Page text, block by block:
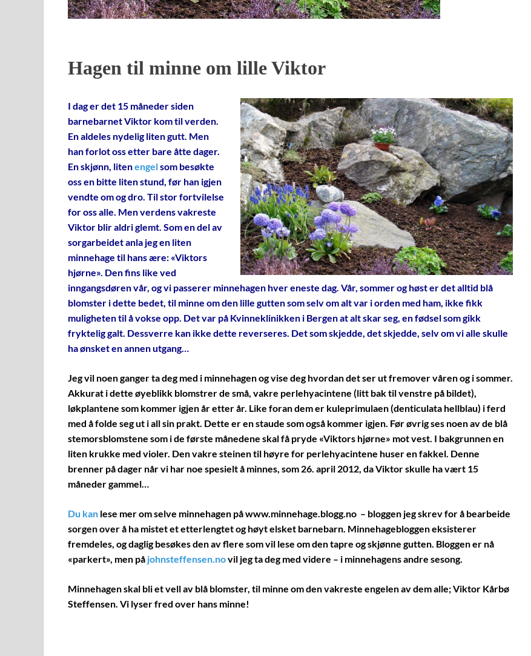
Hagen til minne om lille Viktor
I dag er det 15 måneder siden
barnebarnet Viktor kom til verden.
En aldeles nydelig liten gutt. Men
han forlot oss etter bare åtte dager.
En skjønn, litenengelsom besøkte
oss en bitte liten stund, før han igjen
vendte om og dro. Til stor fortvilelse
for oss alle. Men verdens vakreste
Viktor blir aldri glemt. Som en del av
sorgarbeidet anla jeg en liten
minnehage til hans ære: «Viktors
hjørne». Den fins like ved
inngangsdøren vår, og vi passerer minnehagen hver eneste dag. Vår, sommer og høst er det alltid blå
blomster i dette bedet, til minne om den lille gutten som selv om alt var i orden med ham, ikke fikk
muligheten til å vokse opp. Det var på Kvinneklinikken i Bergen at alt skar seg, en fødsel som gikk
fryktelig galt. Dessverre kan ikke dette reverseres. Det som skjedde, det skjedde, selv om vi alle skulle
ha ønsket en annen utgang…
Jeg vil noen ganger ta deg med i minnehagen og vise deg hvordan det ser ut fremover våren og i sommer.
Akkurat i dette øyeblikk blomstrer de små, vakre perlehyacintene (litt bak til venstre på bildet),
løkplantene som kommer igjen år etter år. Like foran dem er kuleprimulaen (denticulata hellblau) i ferd
med å folde seg ut i all sin prakt. Dette er en staude som også kommer igjen. Før øvrig ses noen av de blå
stemorsblomstene som i de første månedene skal få pryde «Viktors hjørne» mot vest. I bakgrunnen en
liten krukke med violer. Den vakre steinen til høyre for perlehyacintene huser en fakkel. Denne
brenner på dager når vi har noe spesielt å minnes, som 26. april 2012, da Viktor skulle ha vært 15
måneder gammel…
Du kan lese mer om selve minnehagen påwww.minnehage.blogg.no – bloggen jeg skrev for å bearbeide
sorgen over å ha mistet et etterlengtet og høyt elsket barnebarn. Minnehagebloggen eksisterer
fremdeles, og daglig besøkes den av flere som vil lese om den tapre og skjønne gutten. Bloggen er nå
«parkert», men på johnsteffensen.novil jeg ta deg med videre – i minnehagens andre sesong.
Minnehagen skal bli et vell av blå blomster, til minne om den vakreste engelen av dem alle; Viktor Kårbø
Steffensen. Vi lyser fred over hans minne!